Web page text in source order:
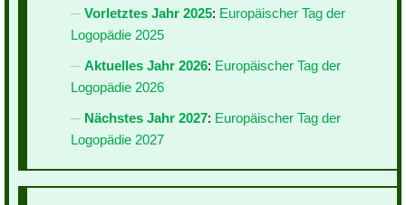
Vorletztes Jahr 2025: Europäischer Tag der
Logopädie 2025
Aktuelles Jahr 2026: Europäischer Tag der
Logopädie 2026
Nächstes Jahr 2027: Europäischer Tag der
Logopädie 2027